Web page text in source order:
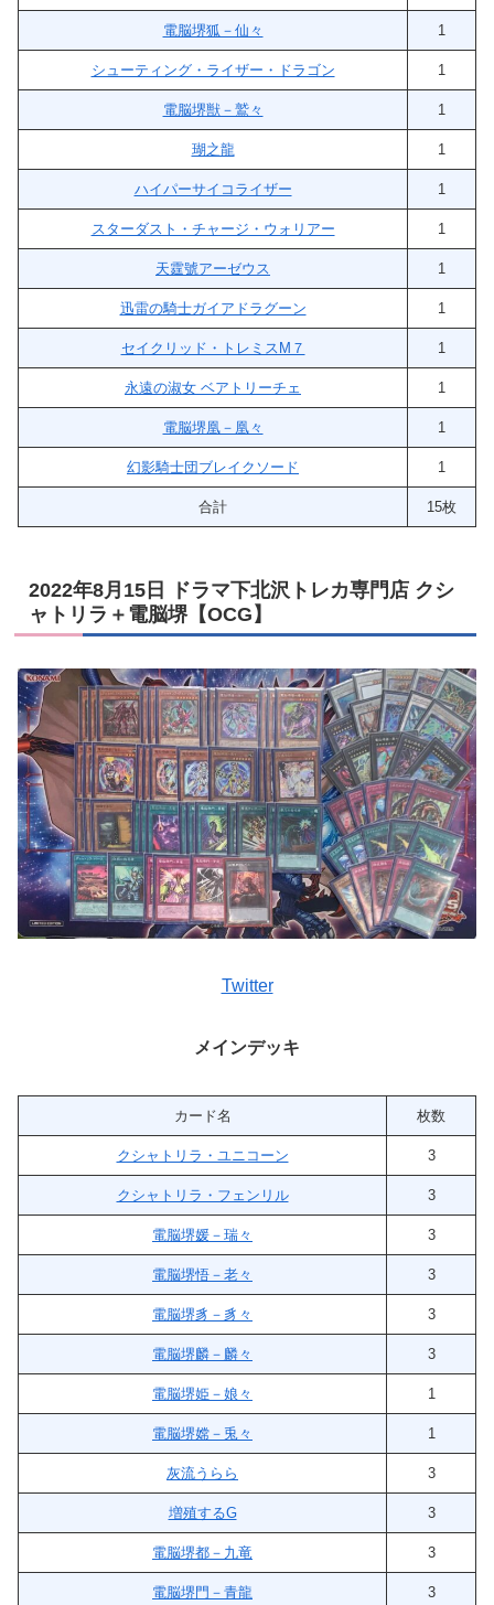
電脳堺狐－仙々 1
シューティング・ライザー・ドラゴン 1
電脳堺獣－鷲々 1
瑚之龍 1
ハイパーサイコライザー 1
スターダスト・チャージ・ウォリアー 1
天霆號アーゼウス 1
迅雷の騎士ガイアドラグーン 1
セイクリッド・トレミスM７ 1
永遠の淑女 ベアトリーチェ 1
電脳堺凰－凰々 1
幻影騎士団ブレイクソード 1
合計 15枚
2022年8月15日 ドラマ下北沢トレカ専門店 クシ
ャトリラ＋電脳堺【OCG】
Twitter
メインデッキ
カード名 枚数
クシャトリラ・ユニコーン 3
クシャトリラ・フェンリル 3
電脳堺媛－瑞々 3
電脳堺悟－老々 3
電脳堺豸－豸々 3
電脳堺麟－麟々 3
電脳堺姫－娘々 1
電脳堺嫦－兎々 1
灰流うらら 3
増殖するG 3
電脳堺都－九竜 3
電脳堺門－青龍 3